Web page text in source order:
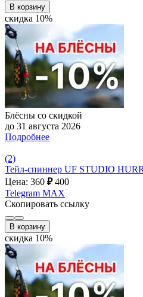
В корзину
скидка 10%
Блёсны со скидкой
до 31 августа 2026
Подробнее
(2)
Тейл-спиннер UF STUDIO
Цена: 360 ₽ 400
Telegram MAX
Скопировать ссылку
В корзину
скидка 10%